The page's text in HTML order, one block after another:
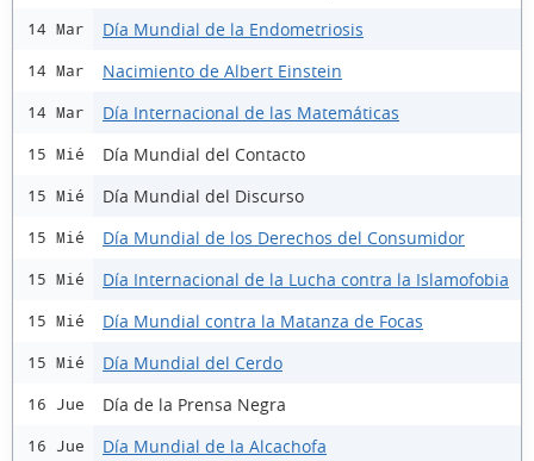
14 Mar Día Mundial de la Endometriosis
14 Mar Nacimiento de Albert Einstein
14 Mar Día Internacional de las Matemáticas
15 Mié Día Mundial del Contacto
15 Mié Día Mundial del Discurso
15 Mié Día Mundial de los Derechos del Consumidor
15 Mié Día Internacional de la Lucha contra la Islamofobia
15 Mié Día Mundial contra la Matanza de Focas
15 Mié Día Mundial del Cerdo
16 Jue Día de la Prensa Negra
16 Jue Día Mundial de la Alcachofa